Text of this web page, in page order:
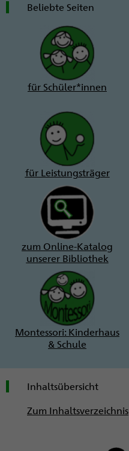
Beliebte Seiten
für Schüler*innen
für Leistungsträger
zum Online-Katalog
unserer Bibliothek
Montessori: Kinderhaus
& Schule
Inhaltsübersicht
Zum Inhaltsverzeichnis